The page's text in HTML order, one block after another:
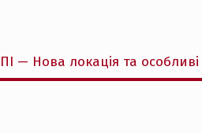
— Нова локація та особливі